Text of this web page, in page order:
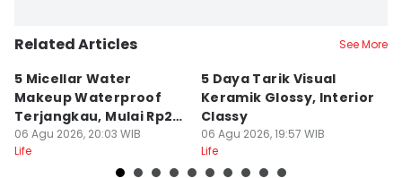
Related Articles See More
5 Micellar Water
Makeup Waterproof
Terjangkau, Mulai Rp20
Ribuan!
06 Agu 2026, 20:03 WIB
Life
5 Daya Tarik Visual
Keramik Glossy, Interior
Classy
06 Agu 2026, 19:57 WIB
Life